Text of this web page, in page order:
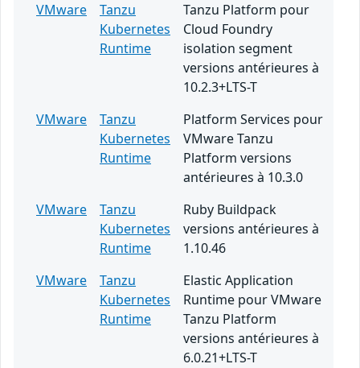
VMware
Tanzu
Kubernetes
Runtime
Tanzu Platform pour
Cloud Foundry
isolation segment
versions antérieures à
10.2.3+LTS-T
VMware
Tanzu
Kubernetes
Runtime
Platform Services pour
VMware Tanzu
Platform versions
antérieures à 10.3.0
VMware
Tanzu
Kubernetes
Runtime
Ruby Buildpack
versions antérieures à
1.10.46
VMware
Tanzu
Kubernetes
Runtime
Elastic Application
Runtime pour VMware
Tanzu Platform
versions antérieures à
6.0.21+LTS-T